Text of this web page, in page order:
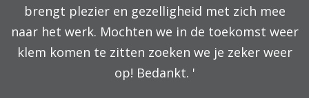
brengt plezier en gezelligheid met zich mee
naar het werk. Mochten we in de toekomst weer
klem komen te zitten zoeken we je zeker weer
op! Bedankt. '